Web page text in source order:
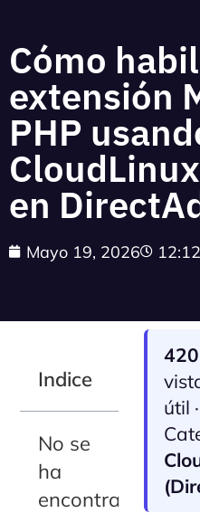
Cómo
extensión
PHP
en
Mayo 19, 2026
Indice
No se
ha
encontrado
420
útil ·